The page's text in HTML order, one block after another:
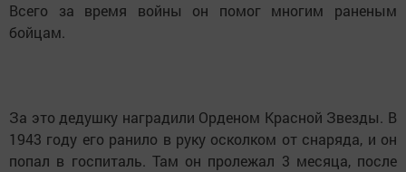
Всего за время войны он помог многим раненым
бойцам.
За это дедушку наградили Орденом Красной Звезды. В
1943 году его ранило в руку осколком от снаряда, и он
попал в госпиталь. Там он пролежал 3 месяца, после